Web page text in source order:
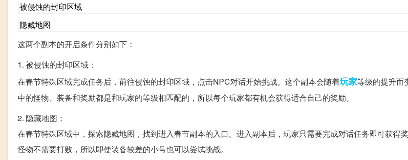
被侵蚀的封印区域
隐藏地图
这两个副本的开启条件分别如下：
1. 被侵蚀的封印区域：
在春节特殊区域完成任务后，前往侵蚀的封印区域，点击NPC对话开始挑战。这个副本会随着玩家等级的提升而
中的怪物、装备和奖励都是和玩家的等级相匹配的，所以每个玩家都有机会获得适合自己的奖励。
2. 隐藏地图：
在春节特殊区域中，探索隐藏地图，找到进入春节副本的入口。进入副本后，玩家只需要完成对话任务即可获得
怪物不需要打败，所以即使装备较差的小号也可以尝试挑战。